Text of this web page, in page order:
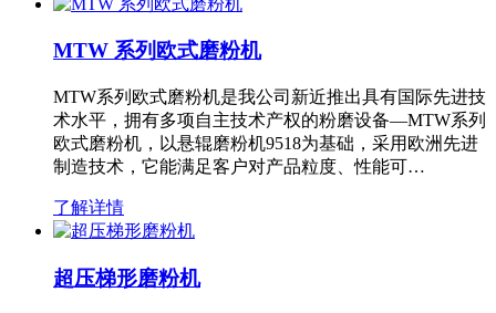
MTW 系列欧式磨粉机
MTW系列欧式磨粉机是我公司新近推出具有国际先进技
术水平，拥有多项自主技术产权的粉磨设备—MTW系列
欧式磨粉机，以悬辊磨粉机9518为基础，采用欧洲先进
制造技术，它能满足客户对产品粒度、性能可…
了解详情
超压梯形磨粉机